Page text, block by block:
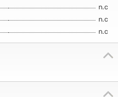
n.c
n.c
n.c